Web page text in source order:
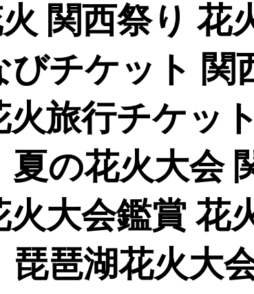
関西祭り 花
びチケット 関
火旅行チケッ
夏の花火大会
火大会鑑賞 花
琵琶湖花火大